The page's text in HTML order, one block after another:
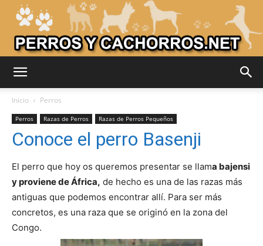
Perros
–
Razas
Inicio Perros
Perros Razas de Perros Razas de Perros Pequeños
Conoce el perro Basenji
El perro que hoy os queremos presentar se llama bajensi
y proviene de África, de hecho es una de las razas más
antiguas que podemos encontrar allí. Para ser más
concretos, es una raza que se originó en la zona del
Congo.